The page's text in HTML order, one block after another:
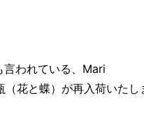
言われている、Mari
花と蝶）が再入荷いたし